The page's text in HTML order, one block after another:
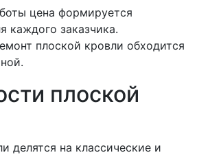
цена формируется
каждого заказчика.
плоской кровли обходится
плоской
делятся на классические и